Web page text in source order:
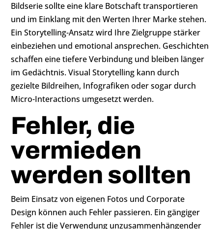
Bildserie sollte eine klare Botschaft transportieren
und im Einklang mit den Werten Ihrer Marke stehen.
Ein Storytelling-Ansatz wird Ihre Zielgruppe stärker
einbeziehen und emotional ansprechen. Geschichten
schaffen eine tiefere Verbindung und bleiben länger
im Gedächtnis. Visual Storytelling kann durch
gezielte Bildreihen, Infografiken oder sogar durch
Micro-Interactions umgesetzt werden.
Fehler, die
vermieden
werden sollten
Beim Einsatz von eigenen Fotos und Corporate
Design können auch Fehler passieren. Ein gängiger
Fehler ist die Verwendung unzusammenhängender